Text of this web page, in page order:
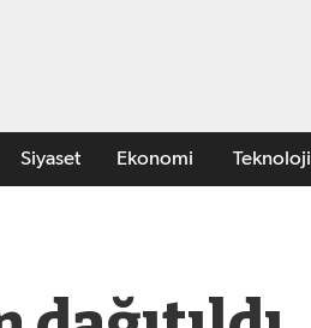
Siyaset Ekonomi Teknoloji